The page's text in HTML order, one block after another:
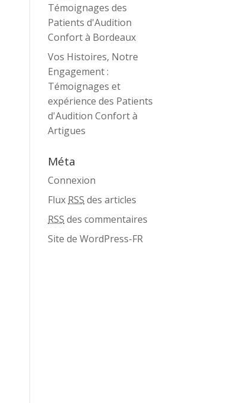
Témoignages des
Patients d'Audition
Confort à Bordeaux
Vos Histoires, Notre
Engagement :
Témoignages et
expérience des Patients
d'Audition Confort à
Artigues
Méta
Connexion
Flux RSS des articles
RSS des commentaires
Site de WordPress-FR